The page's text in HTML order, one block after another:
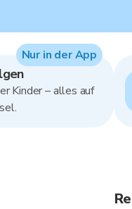
Kinder – alles auf
Nur in der App